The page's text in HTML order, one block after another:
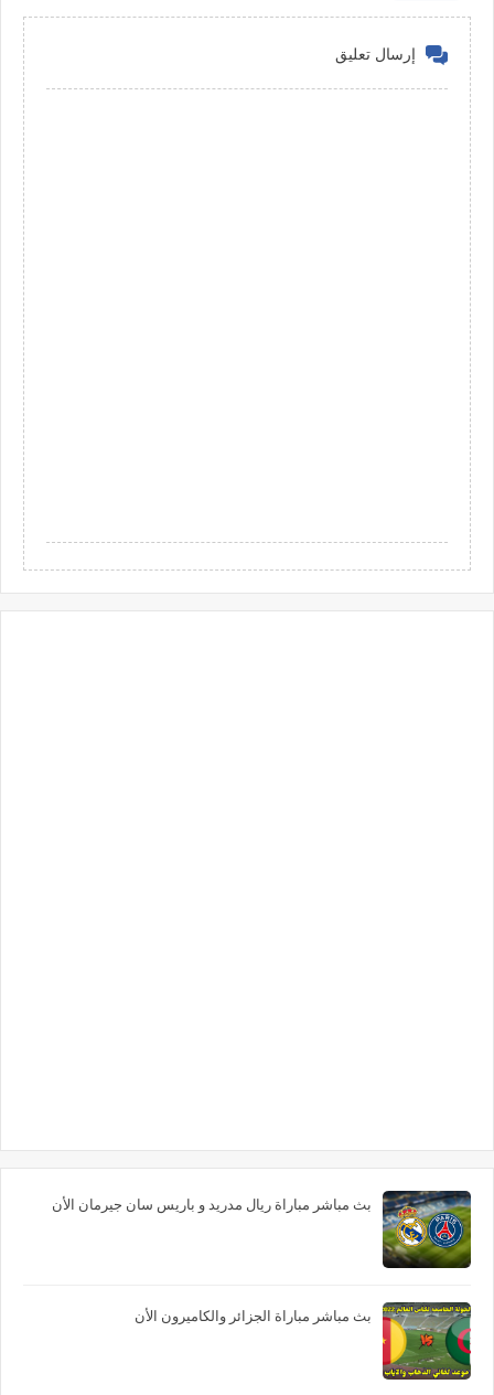
إرسال تعليق
بث مباشر مباراة ريال مدريد و باريس سان جيرمان الأن
بث مباشر مباراة الجزائر والكاميرون الأن